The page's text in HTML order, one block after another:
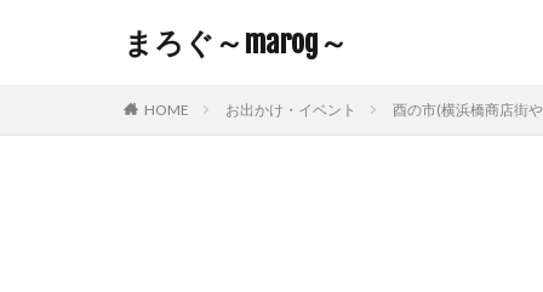
まろぐ～marog～
HOME お出かけ・イベント 酉の市(横浜橋商店街